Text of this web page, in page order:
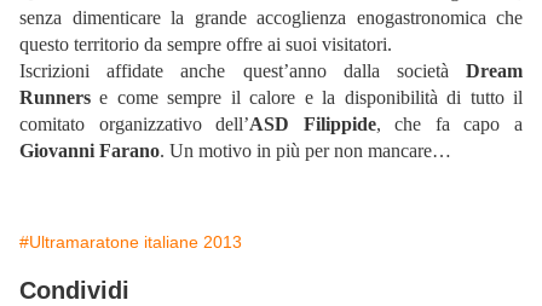
senza dimenticare la grande accoglienza enogastronomica che
questo territorio da sempre offre ai suoi visitatori.
Iscrizioni affidate anche quest’anno dalla società Dream
Runners e come sempre il calore e la disponibilità di tutto il
comitato organizzativo dell’ASD Filippide, che fa capo a
Giovanni Farano. Un motivo in più per non mancare…
#Ultramaratone italiane 2013
Condividi